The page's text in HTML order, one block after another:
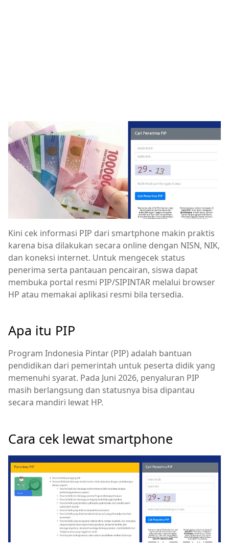
Kini cek informasi PIP dari smartphone makin praktis
karena bisa dilakukan secara online dengan NISN, NIK,
dan koneksi internet. Untuk mengecek status
penerima serta pantauan pencairan, siswa dapat
membuka portal resmi PIP/SIPINTAR melalui browser
HP atau memakai aplikasi resmi bila tersedia.
Apa itu PIP
Program Indonesia Pintar (PIP) adalah bantuan
pendidikan dari pemerintah untuk peserta didik yang
memenuhi syarat. Pada Juni 2026, penyaluran PIP
masih berlangsung dan statusnya bisa dipantau
secara mandiri lewat HP.
Cara cek lewat smartphone